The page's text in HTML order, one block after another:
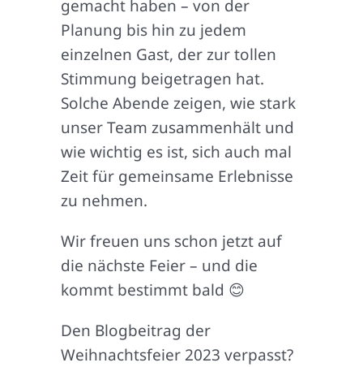
gemacht haben – von der
Planung bis hin zu jedem
einzelnen Gast, der zur tollen
Stimmung beigetragen hat.
Solche Abende zeigen, wie stark
unser Team zusammenhält und
wie wichtig es ist, sich auch mal
Zeit für gemeinsame Erlebnisse
zu nehmen.
Wir freuen uns schon jetzt auf
die nächste Feier – und die
kommt bestimmt bald 😊
Den Blogbeitrag der
Weihnachtsfeier 2023 verpasst?